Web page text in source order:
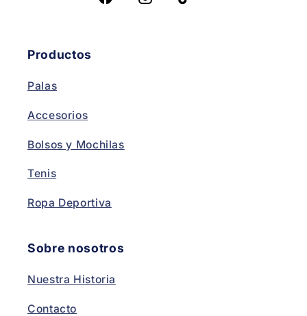
Productos
Palas
Accesorios
Bolsos y Mochilas
Tenis
Ropa Deportiva
Sobre nosotros
Nuestra Historia
Contacto